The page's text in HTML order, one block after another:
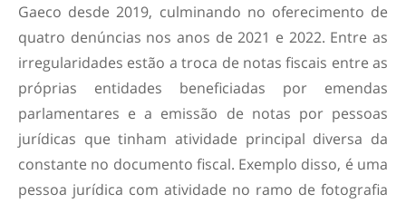
Gaeco desde 2019, culminando no oferecimento de
quatro denúncias nos anos de 2021 e 2022. Entre as
irregularidades estão a troca de notas fiscais entre as
próprias entidades beneficiadas por emendas
parlamentares e a emissão de notas por pessoas
jurídicas que tinham atividade principal diversa da
constante no documento fiscal. Exemplo disso, é uma
pessoa jurídica com atividade no ramo de fotografia